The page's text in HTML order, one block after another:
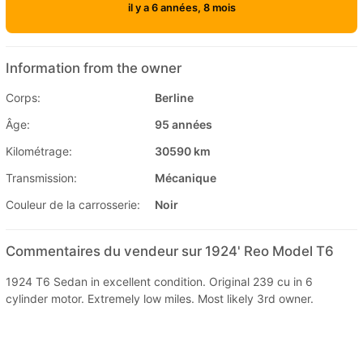
il y a 6 années, 8 mois
Information from the owner
Corps:
Berline
Âge:
95 années
Kilométrage:
30590 km
Transmission:
Mécanique
Couleur de la carrosserie:
Noir
Commentaires du vendeur sur 1924' Reo Model T6
1924 T6 Sedan in excellent condition. Original 239 cu in 6
cylinder motor. Extremely low miles. Most likely 3rd owner.